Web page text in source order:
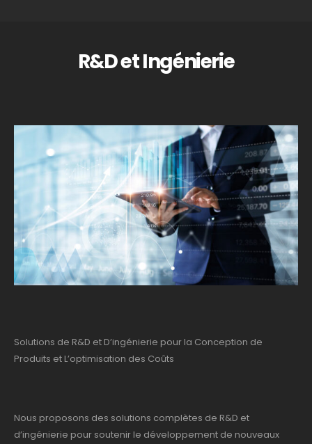
R&D et Ingénierie
Solutions de R&D et D’ingénierie pour la Conception de
Produits et L’optimisation des Coûts
Nous proposons des solutions complètes de R&D et
d’ingénierie pour soutenir le développement de nouveaux